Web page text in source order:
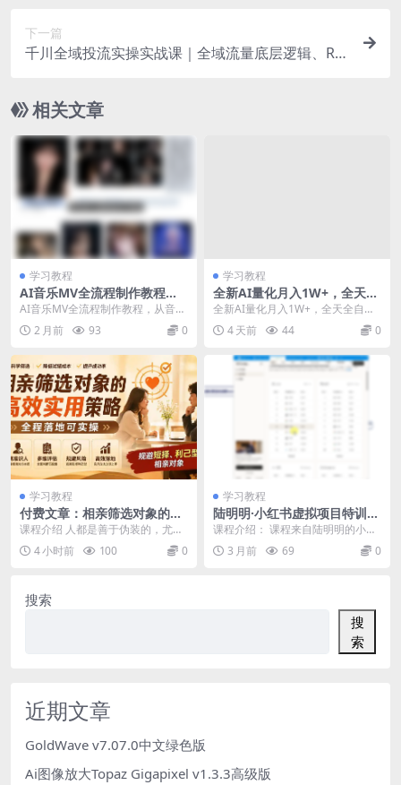
下一篇
千川全域投流实操实战课｜全域流量底层逻辑、RO
全流程落地
相关文章
学习教程
AI音乐MV全流程制作教程，
从音乐生成到MV剪辑一站式
搞定，打造属于自己的虚拟歌
手
AI音乐MV全流程制作教程，从音乐
生成到MV剪辑一站式搞定，打造属
于自己的虚拟歌...
2 月前 93 0
学习教程
全新AI量化月入1W+，全天全
自动运行，不用盯不用操作，
懒人专属副业！【揭秘】
全新AI量化月入1W+，全天全自动
运行，不用盯不用操作，懒人专属
副业！【揭秘】 ...
4 天前 44 0
学习教程
付费文章：相亲筛选对象的高
效实用策略，全程落地可实
操，规避短择、利己型相亲对
象
课程介绍 人都是善于伪装的，尤其
是相亲的时候。那么如何识别伪装?
相亲本质是双向尽...
4 小时前 100 0
学习教程
陆明明·小红书虚拟项目特训班
8.0，跑通AI全流程(更新3月)
课程介绍： 课程来自陆明明的小红
书虚拟项目特训班 8.0，带你跑通 A
I 全流程...
3 月前 69 0
搜索
搜
索
近期文章
GoldWave v7.07.0中文绿色版
Ai图像放大Topaz Gigapixel v1.3.3高级版